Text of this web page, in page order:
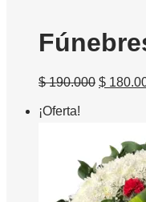
$190.000 El
era:
$
$
¡Oferta!